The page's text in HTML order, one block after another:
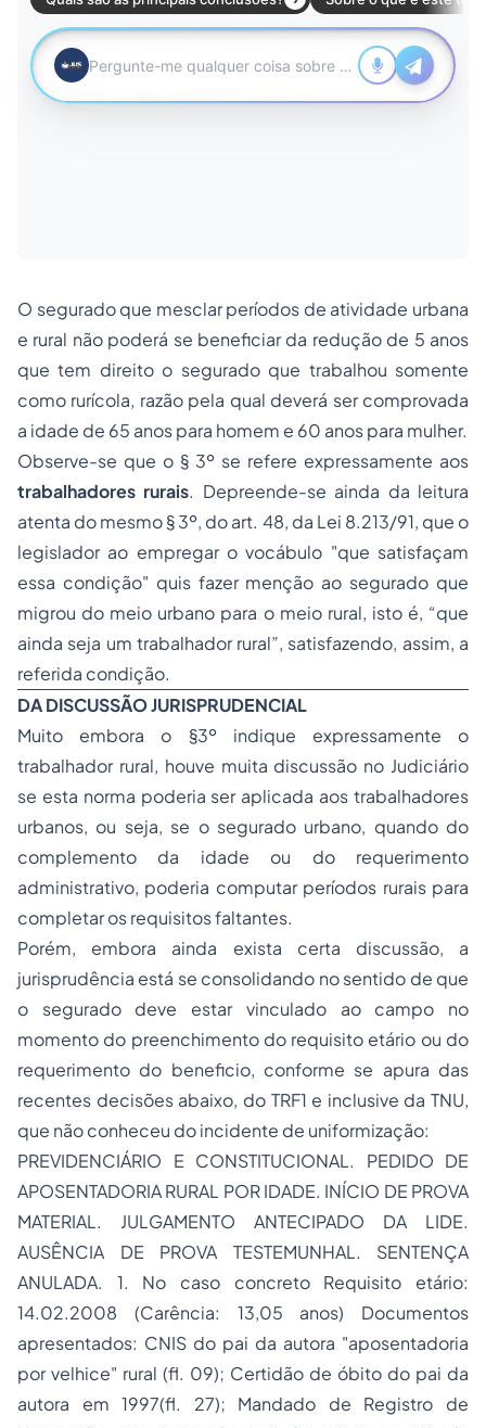
O segurado que mesclar períodos de atividade urbana
e rural não poderá se beneficiar da redução de 5 anos
que tem direito o segurado que trabalhou somente
como rurícola, razão pela qual deverá ser comprovada
a idade de 65 anos para homem e 60 anos para mulher.
Observe-se que o § 3º se refere expressamente aos
trabalhadores rurais. Depreende-se ainda da leitura
atenta do mesmo § 3º, do art. 48, da Lei 8.213/91, que o
legislador ao empregar o vocábulo "que satisfaçam
essa condição" quis fazer menção ao segurado que
migrou do meio urbano para o meio rural, isto é, “que
ainda seja um trabalhador rural”, satisfazendo, assim, a
referida condição.
DA DISCUSSÃO JURISPRUDENCIAL
Muito embora o §3º indique expressamente o
trabalhador rural, houve muita discussão no Judiciário
se esta norma poderia ser aplicada aos trabalhadores
urbanos, ou seja, se o segurado urbano, quando do
complemento da idade ou do requerimento
administrativo, poderia computar períodos rurais para
completar os requisitos faltantes.
Porém, embora ainda exista certa discussão, a
jurisprudência está se consolidando no sentido de que
o segurado deve estar vinculado ao campo no
momento do preenchimento do requisito etário ou do
requerimento do beneficio, conforme se apura das
recentes decisões abaixo, do TRF1 e inclusive da TNU,
que não conheceu do incidente de uniformização:
PREVIDENCIÁRIO E CONSTITUCIONAL. PEDIDO DE
APOSENTADORIA RURAL POR IDADE. INÍCIO DE PROVA
MATERIAL. JULGAMENTO ANTECIPADO DA LIDE.
AUSÊNCIA DE PROVA TESTEMUNHAL. SENTENÇA
ANULADA. 1. No caso concreto Requisito etário:
14.02.2008 (Carência: 13,05 anos) Documentos
apresentados: CNIS do pai da autora "aposentadoria
por velhice" rural (fl. 09); Certidão de óbito do pai da
autora em 1997(fl. 27); Mandado de Registro de